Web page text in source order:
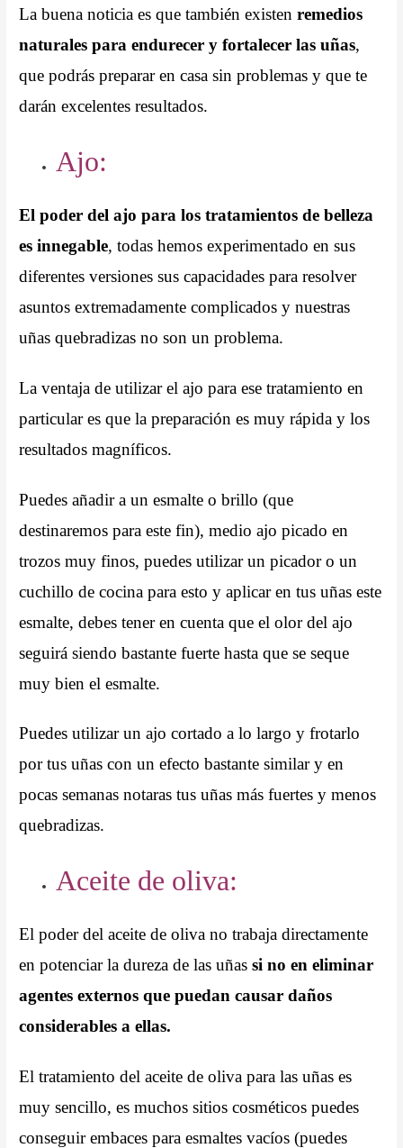
La buena noticia es que también existenremedios
naturales para endurecer y fortalecer las uñas,
que podrás preparar en casa sin problemas y que te
darán excelentes resultados.
Ajo:
El poder del ajo para los tratamientos de belleza
es innegable, todas hemos experimentado en sus
diferentes versiones sus capacidades para resolver
asuntos extremadamente complicados y nuestras
uñas quebradizas no son un problema.
La ventaja de utilizar el ajo para ese tratamiento en
particular es que la preparación es muy rápida y los
resultados magníficos.
Puedes añadir a un esmalte o brillo (que
destinaremos para este fin), medio ajo picado en
trozos muy finos, puedes utilizar un picador o un
cuchillo de cocina para esto y aplicar en tus uñas este
esmalte, debes tener en cuenta que el olor del ajo
seguirá siendo bastante fuerte hasta que se seque
muy bien el esmalte.
Puedes utilizar un ajo cortado a lo largo y frotarlo
por tus uñas con un efecto bastante similar y en
pocas semanas notaras tus uñas más fuertes y menos
quebradizas.
Aceite de oliva:
El poder del aceite de oliva no trabaja directamente
en potenciar la dureza de las uñas si no en eliminar
agentes externos que puedan causar daños
considerables a ellas.
El tratamiento del aceite de oliva para las uñas es
muy sencillo, es muchos sitios cosméticos puedes
conseguir embaces para esmaltes vacíos (puedes